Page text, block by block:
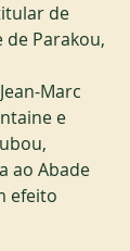
de
Parakou,
Marc
e
ao Abade
efeito